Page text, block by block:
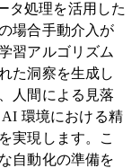
タ処理を活用した
場合手動介入が
習アルゴリズム
た洞察を生成し
人間による見落
環境における精
実現します。こ
自動化の準備を